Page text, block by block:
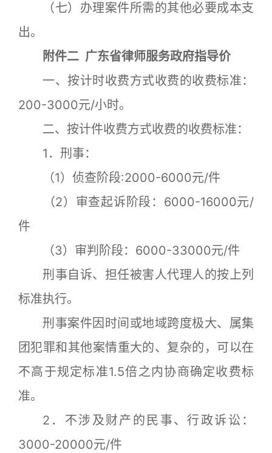
（七）办理案件所需的其他必要成本支
出。
附件二 广东省律师服务政府指导价
一、按计时收费方式收费的收费标准：
200-3000元/小时。
二、按计件收费方式收费的收费标准：
1．刑事：
（1）侦查阶段:2000-6000元/件
（2）审查起诉阶段：6000-16000元/
件
（3）审判阶段：6000-33000元/件
刑事自诉、担任被害人代理人的按上列
标准执行。
刑事案件因时间或地域跨度极大、属集
团犯罪和其他案情重大的、复杂的，可以在
不高于规定标准1.5倍之内协商确定收费标
准。
2．不涉及财产的民事、行政诉讼：
3000-20000元/件